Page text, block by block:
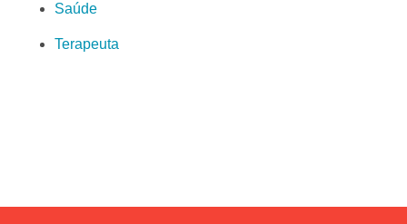
Saúde
Terapeuta